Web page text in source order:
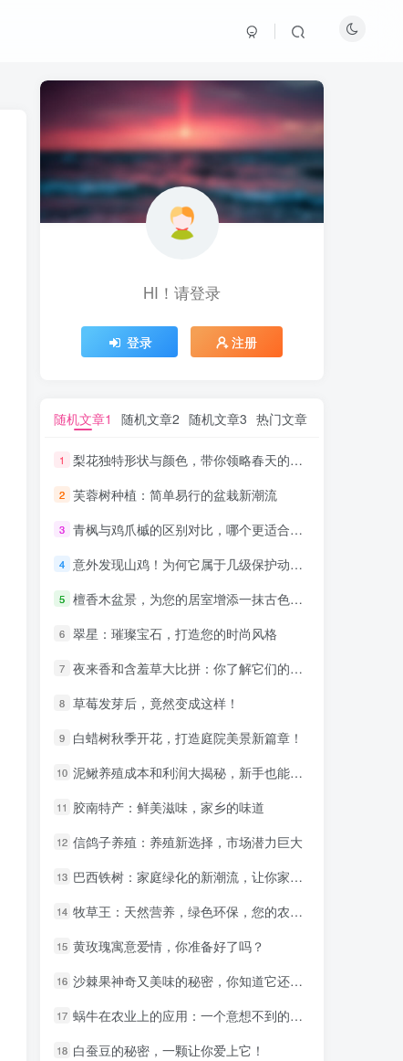
HI！请登录
登录 注册
随机文章1 随机文章2 随机文章3 热门文章
1 梨花独特形状与颜色，带你领略春天的气息
2 芙蓉树种植：简单易行的盆栽新潮流
3 青枫与鸡爪槭的区别对比，哪个更适合你的园林景观？
4 意外发现山鸡！为何它属于几级保护动物？
5 檀香木盆景，为您的居室增添一抹古色古香
6 翠星：璀璨宝石，打造您的时尚风格
7 夜来香和含羞草大比拼：你了解它们的毒性吗？
8 草莓发芽后，竟然变成这样！
9 白蜡树秋季开花，打造庭院美景新篇章！
10 泥鳅养殖成本和利润大揭秘，新手也能快速致富！
11 胶南特产：鲜美滋味，家乡的味道
12 信鸽子养殖：养殖新选择，市场潜力巨大
13 巴西铁树：家庭绿化的新潮流，让你家焕然一新
14 牧草王：天然营养，绿色环保，您的农场必备！
15 黄玫瑰寓意爱情，你准备好了吗？
16 沙棘果神奇又美味的秘密，你知道它还有什么名字吗？
17 蜗牛在农业上的应用：一个意想不到的增产秘诀！
18 白蚕豆的秘密，一颗让你爱上它！
HI！请登录
登录 注册
随机文章1 随机文章2 随机文章3 热门文章
1 梨花独特形状与颜色，带你领略春天的气息
2 芙蓉树种植：简单易行的盆栽新潮流
3 青枫与鸡爪槭的区别对比，哪个更适合你的园林景观？
4 意外发现山鸡！为何它属于几级保护动物？
5 檀香木盆景，为您的居室增添一抹古色古香
6 翠星：璀璨宝石，打造您的时尚风格
7 夜来香和含羞草大比拼：你了解它们的毒性吗？
8 草莓发芽后，竟然变成这样！
9 白蜡树秋季开花，打造庭院美景新篇章！
10 泥鳅养殖成本和利润大揭秘，新手也能快速致富！
11 胶南特产：鲜美滋味，家乡的味道
12 信鸽子养殖：养殖新选择，市场潜力巨大
13 巴西铁树：家庭绿化的新潮流，让你家焕然一新
14 牧草王：天然营养，绿色环保，您的农场必备！
15 黄玫瑰寓意爱情，你准备好了吗？
16 沙棘果神奇又美味的秘密，你知道它还有什么名字吗？
17 蜗牛在农业上的应用：一个意想不到的增产秘诀！
18 白蚕豆的秘密，一颗让你爱上它！